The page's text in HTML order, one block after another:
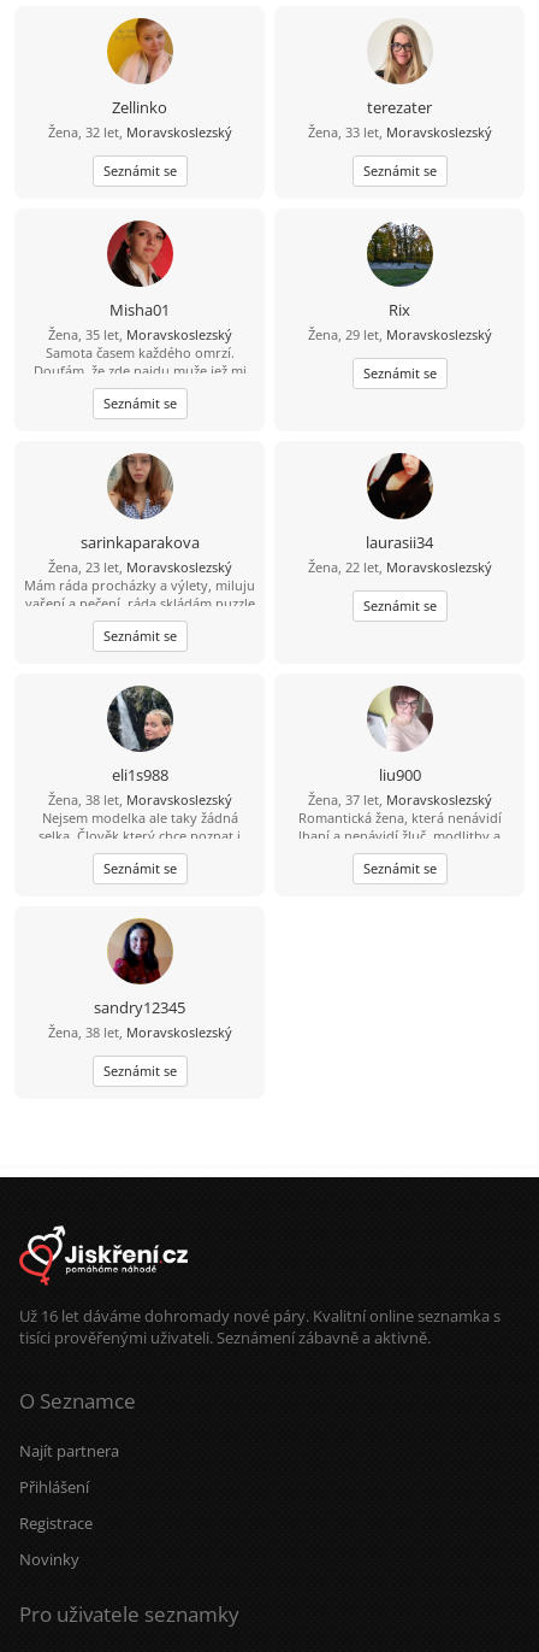
někoho kdo mě bude mít rád
takovou jaká jsem.
Zellinko
Žena, 32 let, Moravskoslezský
Seznámit se
terezater
Žena, 33 let, Moravskoslezský
Seznámit se
Misha01
Žena, 35 let, Moravskoslezský
Samota časem každého omrzí.
Doufám, že zde najdu muže jež mi
pomuže tu samotu odehnat.
Seznámit se
Rix
Žena, 29 let, Moravskoslezský
Seznámit se
sarinkaparakova
Žena, 23 let, Moravskoslezský
Mám ráda procházky a výlety, miluju
vaření a pečení, ráda skládám puzzle
i mozaiky, ráda poslouchám hudbu
různou , mám ráda zvířata , ráda se
koukám na výlety a filmy
Seznámit se
laurasii34
Žena, 22 let, Moravskoslezský
Seznámit se
eli1s988
Žena, 38 let, Moravskoslezský
Nejsem modelka ale taky žádná
selka. Člověk který chce poznat i
něco jiného nebo pravého:)
Seznámit se
liu900
Žena, 37 let, Moravskoslezský
Romantická žena, která nenávidí
lhaní a nenávidí žluč, modlitby a
strach z Boha, tichá a láskyplná,
hledá stabilitu a šťastný život.
Seznámit se
sandry12345
Žena, 38 let, Moravskoslezský
Seznámit se
Už 16 let dáváme dohromady nové páry. Kvalitní online seznamka s
tisíci prověřenými uživateli. Seznámení zábavně a aktivně.
O Seznamce
Najít partnera
Přihlášení
Registrace
Novinky
Pro uživatele seznamky